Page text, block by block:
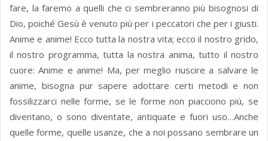
fare, la faremo a quelli che ci sembreranno più bisognosi di
Dio, poiché Gesù è venuto più per i peccatori che per i giusti.
Anime e anime! Ecco tutta la nostra vita; ecco il nostro grido,
il nostro programma, tutta la nostra anima, tutto il nostro
cuore: Anime e anime! Ma, per meglio riuscire a salvare le
anime, bisogna pur sapere adottare certi metodi e non
fossilizzarci nelle forme, se le forme non piacciono più, se
diventano, o sono diventate, antiquate e fuori uso…Anche
quelle forme, quelle usanze, che a noi possano sembrare un